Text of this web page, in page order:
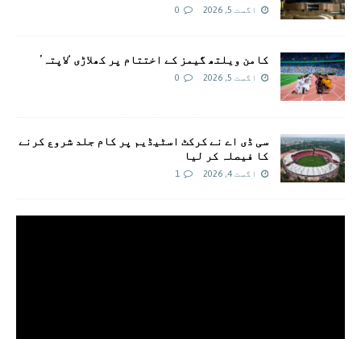
اگست 5, 2026 0
کامن ویلتھ گیمز کے اختتام پر کھلاڑی ‘لاپتہ’
اگست 5, 2026 0
سی ڈی اے نے کرکٹ اسٹیڈیم پر کام جلد شروع کرنے
کا فیصلہ کر لیا
اگست 4, 2026 1